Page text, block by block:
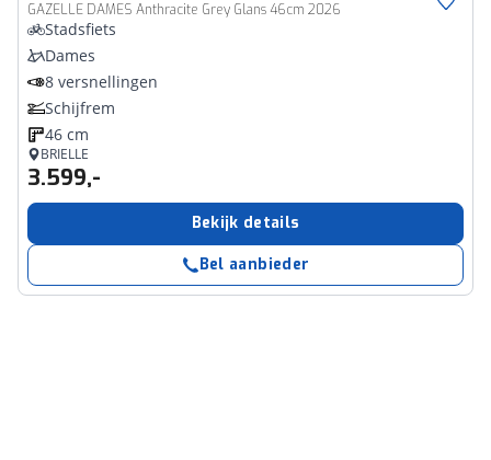
GAZELLE DAMES Anthracite Grey Glans 46cm 2026
Stadsfiets
Dames
8 versnellingen
Schijfrem
46 cm
BRIELLE
3.599,-
Bekijk details
Bel aanbieder